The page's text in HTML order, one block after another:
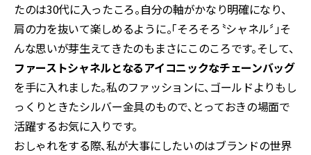
たのは30代に入ったころ。自分の軸がかなり明確になり、
肩の力を抜いて楽しめるように。「そろそろ〝シャネル〞」――そ
んな思いが芽生えてきたのもまさにこのころです。そして、
ファーストシャネルとなるアイコニックなチェーンバッグ
を手に入れました。私のファッションに、ゴールドよりもし
っくりときたシルバー金具のもので、とっておきの場面で
活躍するお気に入りです。
おしゃれをする際、私が大事にしたいのはブランドの世界